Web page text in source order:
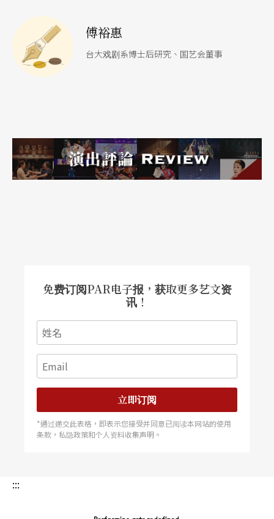
不谈演技）、对话自然（如同生活口白）；编导仅
用旁白音效，呈现一场跨年派对，使得剧中女主角
不得发言的尴尬，同时也有表演的尴尬。剧终以女
反，不知是否还有许多幕后，是编导因为「低调」
而吝于多言？！
里，看出编舞的企图，反倒像是肢体动作的实验。
看惯徐堰铃戏剧演出的观众，这回反而要尝试体会
她的不说话，和她的冷笑话；除了在客家歌曲的独
舞，展现她肢体的丰厚和多元，从最后一段重复两
次的即景动作呈现（要两次都做到动作细节全然相
同，也是挑战），亦可见这位表演者表现「当下」
的功力。
同样地，若用理性逻辑来解析另外一出张嘉容的作
傅裕惠
台大戏剧系博士后研究、国艺会董事
免费订阅PAR电子报，获取更多艺文资
讯！
立即订阅
*通过递交此表格，即表示您接受并同意已阅读本网站的使用
条款，私隐政策和个人资料收集声明。
:::